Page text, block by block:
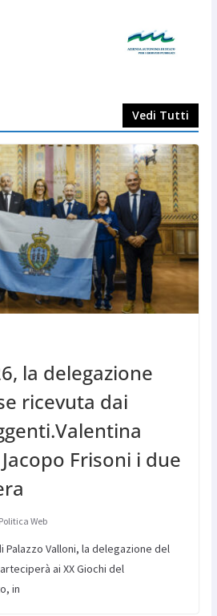
Vedi Tutti
la delegazione
ricevuta dai
Frisoni i due
Web
Palazzo Valloni, la delegazione del
ai XX Giochi del
in